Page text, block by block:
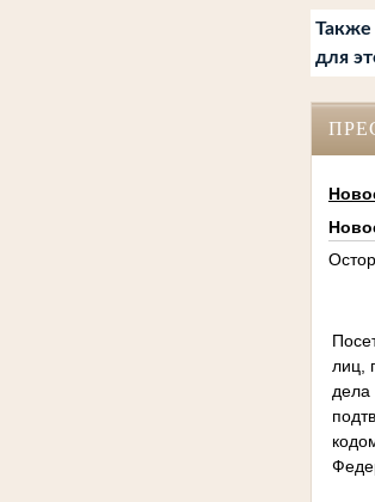
Также
для
лиц,
дела